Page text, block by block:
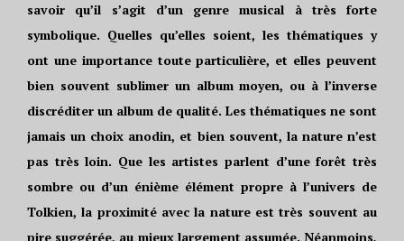
savoir qu’il s’agit d’un genre musical à très forte
symbolique. Quelles qu’elles soient, les thématiques y
ont une importance toute particulière, et elles peuvent
bien souvent sublimer un album moyen, ou à l’inverse
discréditer un album de qualité. Les thématiques ne sont
jamais un choix anodin, et bien souvent, la nature n’est
pas très loin. Que les artistes parlent d’une forêt très
sombre ou d’un énième élément propre à l’univers de
Tolkien, la proximité avec la nature est très souvent au
pire suggérée, au mieux largement assumée. Néanmoins,